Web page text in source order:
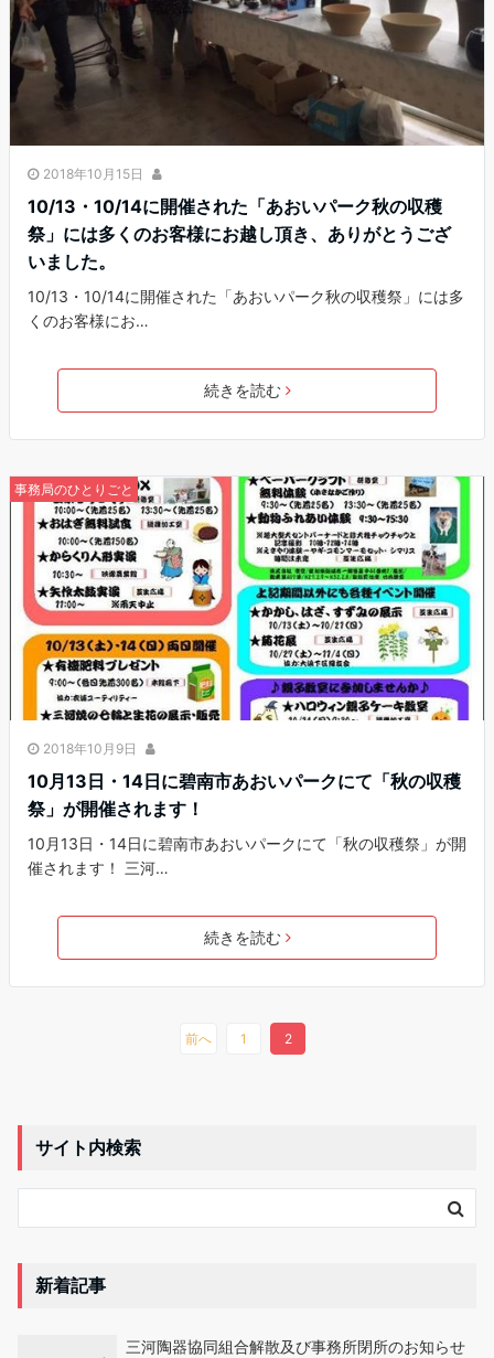
2018年10月15日
10/13・10/14に開催された「あおいパーク秋の収穫
祭」には多くのお客様にお越し頂き、ありがとうござ
いました。
10/13・10/14に開催された「あおいパーク秋の収穫祭」には多
くのお客様にお…
続きを読む
事務局のひとりごと
2018年10月9日
10月13日・14日に碧南市あおいパークにて「秋の収穫
祭」が開催されます！
10月13日・14日に碧南市あおいパークにて「秋の収穫祭」が開
催されます！ 三河…
続きを読む
前へ 1 2
サイト内検索
新着記事
三河陶器協同組合解散及び事務所閉所のお知らせ